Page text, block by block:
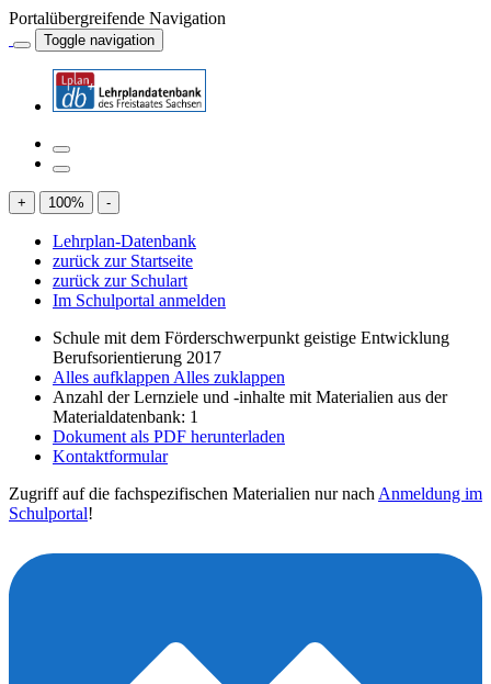
Portalübergreifende Navigation
Toggle navigation
+ 100% -
Lehrplan-Datenbank
zurück zur Startseite
zurück zur Schulart
Im Schulportal anmelden
Schule mit dem Förderschwerpunkt geistige Entwicklung
Berufsorientierung 2017
Alles aufklappen Alles zuklappen
Anzahl der Lernziele und -inhalte mit Materialien aus der
Materialdatenbank: 1
Dokument als PDF herunterladen
Kontaktformular
Zugriff auf die fachspezifischen Materialien nur nach Anmeldung im
Schulportal!